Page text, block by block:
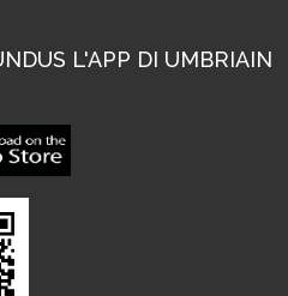
L'APP DI UMBRIAIN